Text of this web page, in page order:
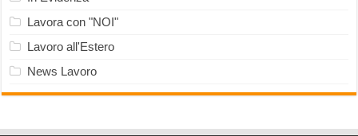
Lavora con "NOI"
Lavoro all'Estero
News Lavoro